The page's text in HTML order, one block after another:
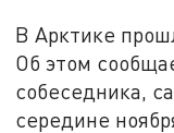
В Арктике
Об этом
собеседника,
середине